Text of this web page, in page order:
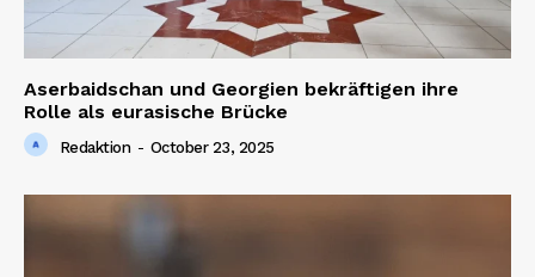
Aserbaidschan und Georgien bekräftigen ihre
Rolle als eurasische Brücke
Redaktion - October 23, 2025